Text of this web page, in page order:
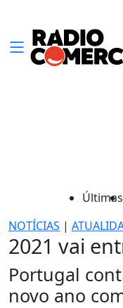
Últimas
NOTÍCIAS |
2021 vai
Portugal
novo ano